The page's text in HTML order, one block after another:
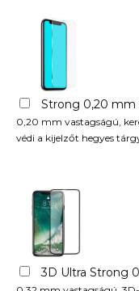
Strong 0,20
0,20 mm vastagságú,
védi a kijelzőt hegyes
3D Ultra Strong